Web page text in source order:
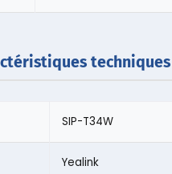
techniques
SIP-T34W
Yealink